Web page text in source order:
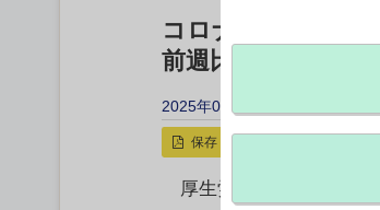
コロナ感染者数が2
前週比2.7％減の3.1
2025年09月12日 17:45
保存
厚生労働省は12日、第